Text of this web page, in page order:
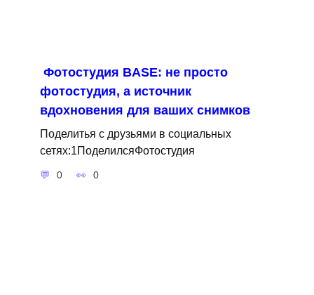
Фотостудия BASE: не просто
фотостудия, а источник
вдохновения для ваших снимков
Поделитья с друзьями в социальных
сетях:1ПоделилсяФотостудия
0 0